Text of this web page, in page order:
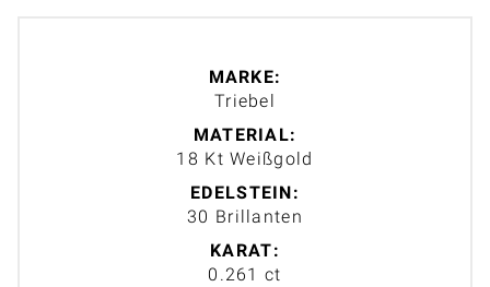
MARKE:
Triebel
MATERIAL:
18 Kt Weißgold
EDELSTEIN:
30 Brillanten
KARAT:
0.261 ct